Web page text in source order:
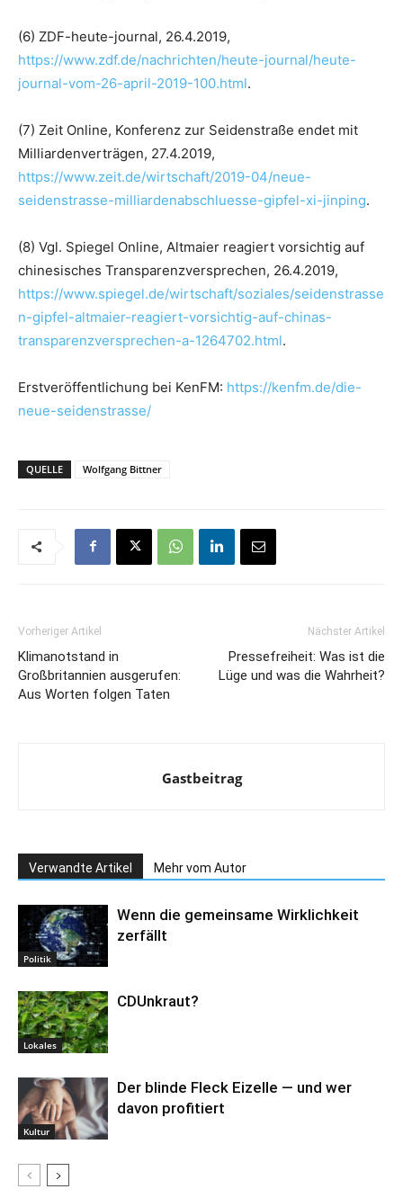
(6) ZDF-heute-journal, 26.4.2019,
https://www.zdf.de/nachrichten/heute-journal/heute-
journal-vom-26-april-2019-100.html.
(7) Zeit Online, Konferenz zur Seidenstraße endet mit
Milliardenverträgen, 27.4.2019,
https://www.zeit.de/wirtschaft/2019-04/neue-
seidenstrasse-milliardenabschluesse-gipfel-xi-jinping.
(8) Vgl. Spiegel Online, Altmaier reagiert vorsichtig auf
chinesisches Transparenzversprechen, 26.4.2019,
https://www.spiegel.de/wirtschaft/soziales/seidenstrasse
n-gipfel-altmaier-reagiert-vorsichtig-auf-chinas-
transparenzversprechen-a-1264702.html.
Erstveröffentlichung bei KenFM: https://kenfm.de/die-
neue-seidenstrasse/
QUELLE Wolfgang Bittner
Vorheriger Artikel
Klimanotstand in
Großbritannien ausgerufen:
Aus Worten folgen Taten
Nächster Artikel
Pressefreiheit: Was ist die
Lüge und was die Wahrheit?
Gastbeitrag
Verwandte Artikel Mehr vom Autor
Politik
Wenn die gemeinsame Wirklichkeit
zerfällt
Lokales
CDUnkraut?
Kultur
Der blinde Fleck Eizelle — und wer
davon profitiert